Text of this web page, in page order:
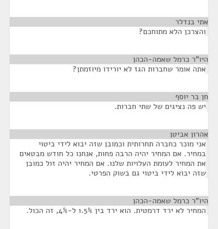
אתי בנדלר
והצרכן הלא מתוחכם?
היו"ר כרמל שאמה-הכהן
אתה אומר שחברות הגז לא יורידו מיוזמתן?
חן בר יוסף
יש פה נציגים של שתי חברות.
אהרון אביטן
אני מוכר כחברה תחרותית וכמובן שזה יבוא לידי ביטוי
במחיר. אם המחיר יהיה הרבה פחות, אנחנו כל חודש מבטאים
את המחיר לעומת העלויות שלנו. אם המחיר יהיה זול כמובן
שזה יבוא לידי ביטוי גם בשוק הפרטי.
היו"ר כרמל שאמה-הכהן
המחיר לא ירד דרמטית. הוא ירד בין 1.5% ל-4%, זה הכול.